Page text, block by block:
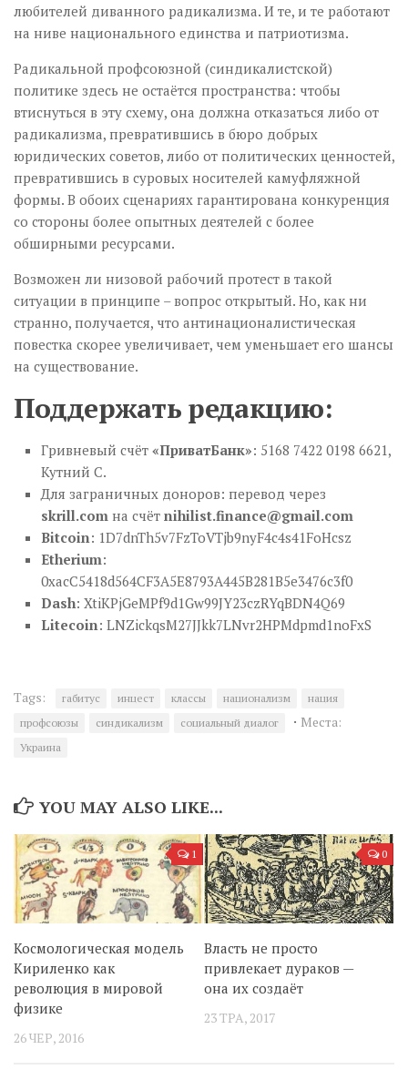
любителей диванного радикализма. И те, и те работают
на ниве национального единства и патриотизма.
Радикальной профсоюзной (синдикалистской)
политике здесь не остаётся пространства: чтобы
втиснуться в эту схему, она должна отказаться либо от
радикализма, превратившись в бюро добрых
юридических советов, либо от политических ценностей,
превратившись в суровых носителей камуфляжной
формы. В обоих сценариях гарантирована конкуренция
со стороны более опытных деятелей с более
обширными ресурсами.
Возможен ли низовой рабочий протест в такой
ситуации в принципе – вопрос открытый. Но, как ни
странно, получается, что антинационалистическая
повестка скорее увеличивает, чем уменьшает его шансы
на существование.
Поддержать редакцию:
Гривневый счёт «ПриватБанк»: 5168 7422 0198 6621,
Кутний С.
Для заграничных доноров: перевод через
skrill.com на счёт nihilist.finance@gmail.com
Bitcoin: 1D7dnTh5v7FzToVTjb9nyF4c4s41FoHcsz
Etherium:
0xacC5418d564CF3A5E8793A445B281B5e3476c3f0
Dash: XtiKPjGeMPf9d1Gw99JY23czRYqBDN4Q69
Litecoin: LNZickqsM27JJkk7LNvr2HPMdpmd1noFxS
Tags: габитус инцест классы национализм
нация
профсоюзы
синдикализм социальный диалог · Места:
Украина
YOU MAY ALSO LIKE...
1
Космологическая модель
Кириленко как
революция в мировой
физике
26 ЧЕР, 2016
0
Власть не просто
привлекает дураков —
она их создаёт
23 ТРА, 2017